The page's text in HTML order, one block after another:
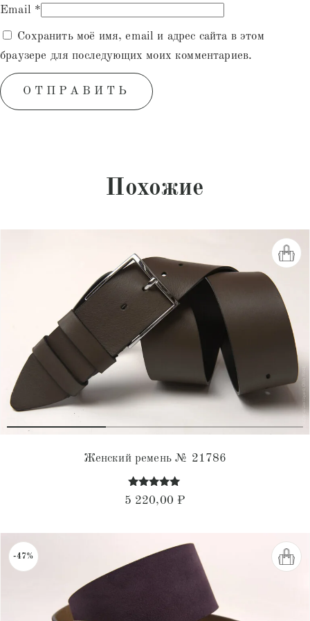
Email *
Сохранить моё имя, email и адрес сайта в этом
браузере для последующих моих комментариев.
Похожие
Женский ремень № 21786
Оценка
4.94
5 220,00 ₽
-47%